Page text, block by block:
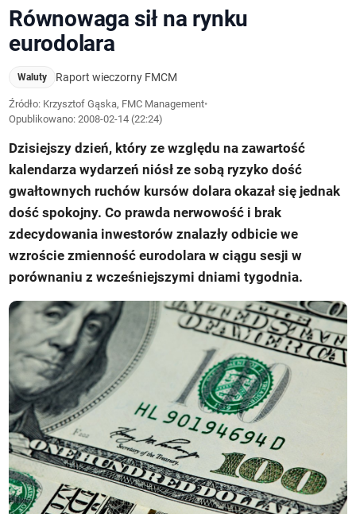
Równowaga sił na rynku
eurodolara
Waluty Raport wieczorny FMCM
Źródło: Krzysztof Gąska, FMC Management•
Opublikowano:2008-02-14 (22:24)
Dzisiejszy dzień, który ze względu na zawartość
kalendarza wydarzeń niósł ze sobą ryzyko dość
gwałtownych ruchów kursów dolara okazał się jednak
dość spokojny. Co prawda nerwowość i brak
zdecydowania inwestorów znalazły odbicie we
wzroście zmienność eurodolara w ciągu sesji w
porównaniu z wcześniejszymi dniami tygodnia.